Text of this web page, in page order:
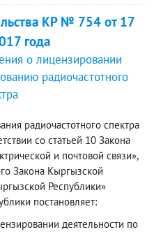
КР № 754 от 17
года
о лицензировании
радиочастотного
радиочастотного спектра
со статьей 10 Закона
и почтовой связи»,
Закона Кыргызской
Республики»
постановляет:
деятельности по